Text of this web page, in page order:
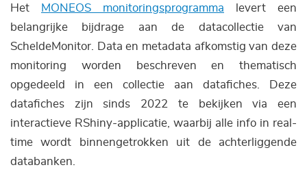
Het MONEOS monitoringsprogramma levert een
belangrijke bijdrage aan de datacollectie van
ScheldeMonitor. Data en metadata afkomstig van deze
monitoring worden beschreven en thematisch
opgedeeld in een collectie aan datafiches. Deze
datafiches zijn sinds 2022 te bekijken via een
interactieve RShiny-applicatie, waarbij alle info in real-
time wordt binnengetrokken uit de achterliggende
databanken.